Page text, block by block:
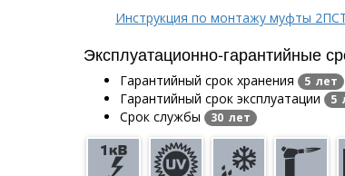
Инструкция по монтажу муфты
Эксплуатационно-гарантийные
Гарантийный срок хранения 5 лет
Гарантийный срок эксплуатации 5
Срок службы 30 лет